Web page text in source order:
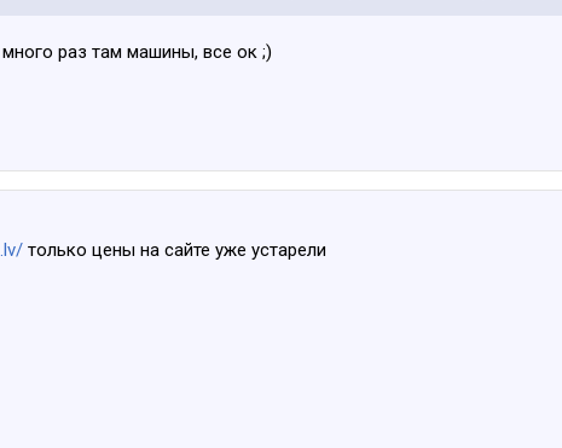
раз там машины, все ок ;)
только цены на сайте уже устарели